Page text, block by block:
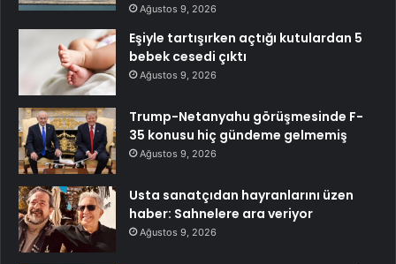
Ağustos 9, 2026
Eşiyle tartışırken açtığı kutulardan 5
bebek cesedi çıktı
Ağustos 9, 2026
Trump-Netanyahu görüşmesinde F-
35 konusu hiç gündeme gelmemiş
Ağustos 9, 2026
Usta sanatçıdan hayranlarını üzen
haber: Sahnelere ara veriyor
Ağustos 9, 2026